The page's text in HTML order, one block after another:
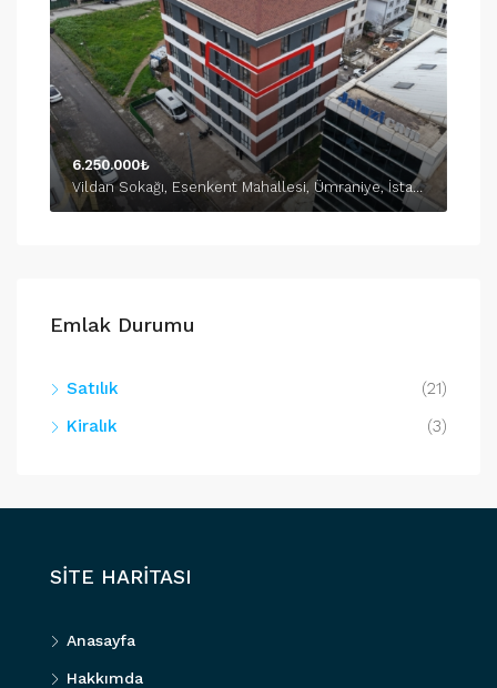
6.250.000₺
Vildan Sokağı, Esenkent Mahallesi, Ümraniye, İstanbul, Marmara Bölgesi, 34776, Türkiye
Emlak Durumu
Satılık
(21)
Kiralık
(3)
SİTE HARİTASI
Anasayfa
Hakkımda